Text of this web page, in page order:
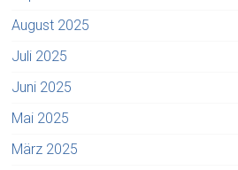
August 2025
Juli 2025
Juni 2025
Mai 2025
März 2025